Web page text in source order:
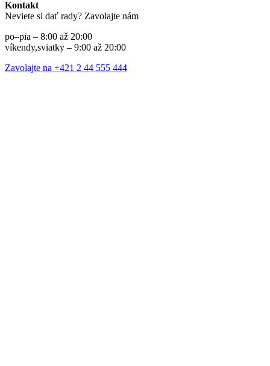
Kontakt
Neviete si dať rady? Zavolajte nám
po–pia – 8:00 až 20:00
víkendy,sviatky – 9:00 až 20:00
Zavolajte na +421 2 44 555 444